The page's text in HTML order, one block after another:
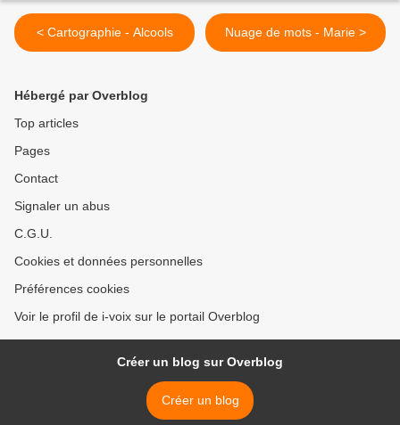
< Cartographie - Alcools Nuage de mots - Marie >
Hébergé par Overblog
Top articles
Pages
Contact
Signaler un abus
C.G.U.
Cookies et données personnelles
Préférences cookies
Voir le profil de i-voix sur le portail Overblog
Créer un blog sur Overblog
Créer un blog